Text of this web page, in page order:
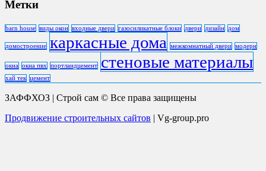
Метки
barn house виды окон входные двери газосиликатные блоки двери дизайн дом
домостроение каркасные дома межкомнатный двери модерн
окна окна пвх портландцемент стеновые материалы
хай тек цемент
ЗАФФХОЗ | Строй сам © Все права защищены
Продвижение строительных сайтов | Vg-group.pro